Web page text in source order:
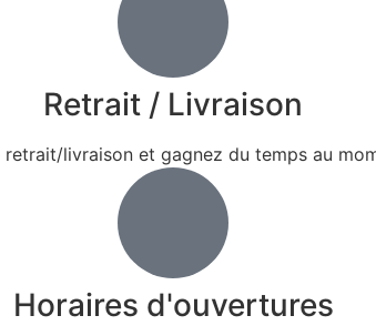
Retrait / Livraison
retrait/livraison et gagnez du temps au
Horaires d'ouvertures